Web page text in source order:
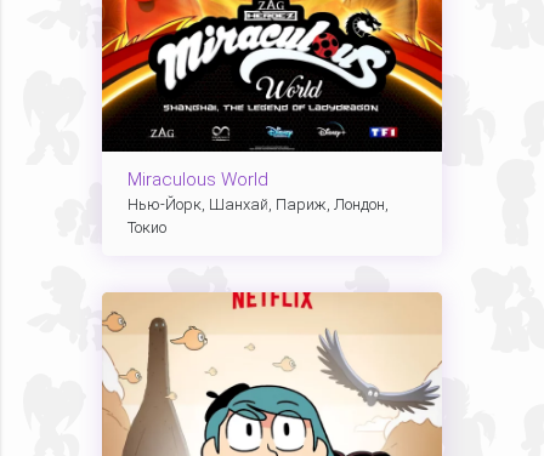
Miraculous World
Нью-Йорк, Шанхай, Париж, Лондон,
Токио